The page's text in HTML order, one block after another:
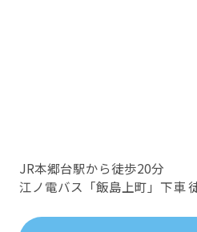
JR本郷台駅から徒歩20分
江ノ電バス「飯島上町」下車